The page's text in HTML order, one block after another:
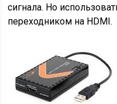
сигнала. Но
переходником на HDMI.